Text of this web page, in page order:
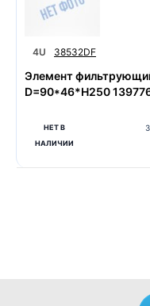
4U 38532DF
Элемент
D=90*46*H250
НЕТ В
НАЛИЧИИ